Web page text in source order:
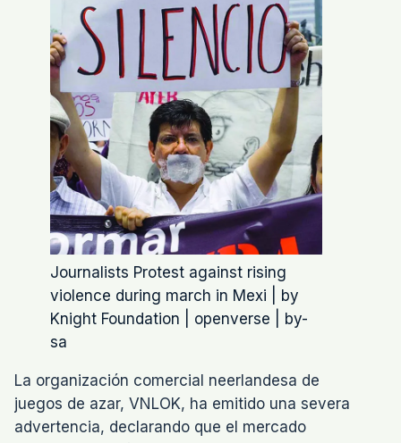
Journalists Protest against rising
violence during march in Mexi | by
Knight Foundation | openverse | by-
sa
La organización comercial neerlandesa de
juegos de azar, VNLOK, ha emitido una severa
advertencia, declarando que el mercado